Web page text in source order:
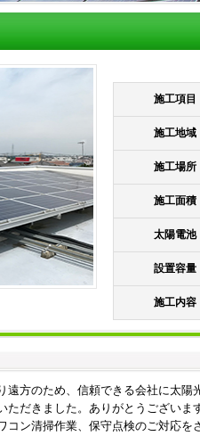
施工項目
施工地域
施工場所
施工面積
太陽電池
設置容量
施工内容
遠方のため、信頼できる会社に太陽
だきました。ありがとうございま
ン清掃作業、保守点検のご対応を